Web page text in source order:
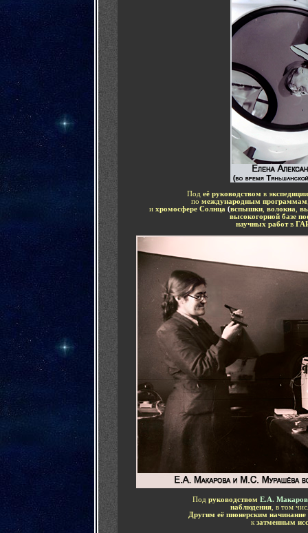
Под её руководством в
по международным программам
ихромосфере Солнца (вспышки, волокна
высокогорной базе
научных работв
Под руководством Е.А.
наблюдения, в том
Другим её пионерским
к затменным